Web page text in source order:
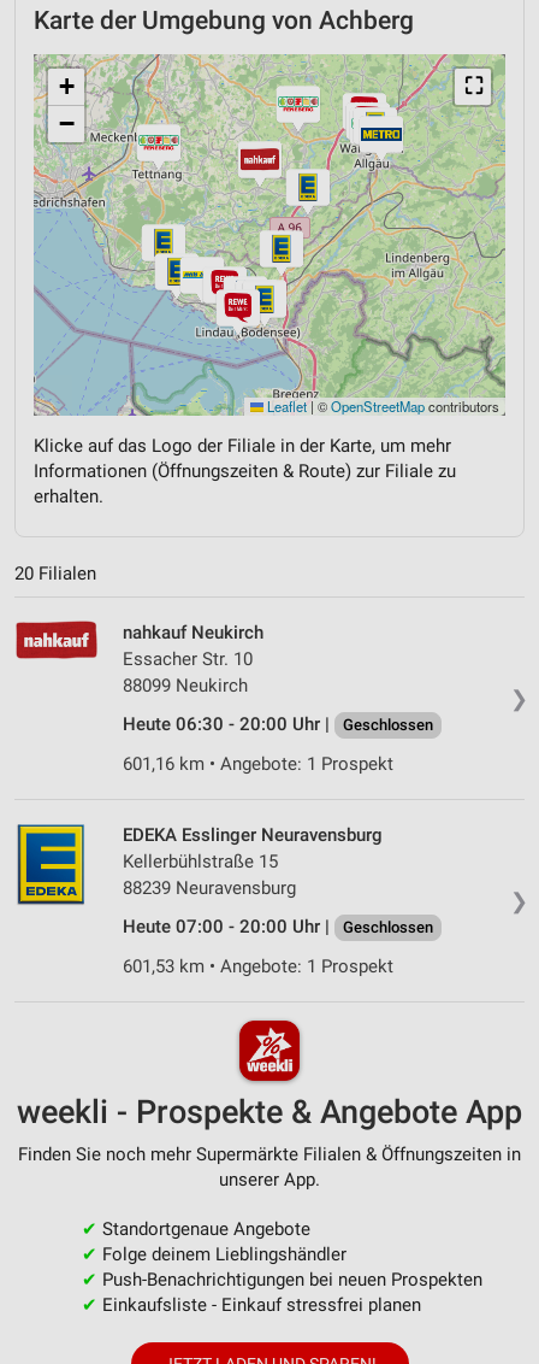
Karte der Umgebung von Achberg
⛶
+
−
Leaflet | ©OpenStreetMapcontributors
Klicke auf das Logo der Filiale in der Karte, um mehr
Informationen (Öffnungszeiten & Route) zur Filiale zu
erhalten.
20 Filialen
❯
nahkauf Neukirch
Essacher Str. 10
88099 Neukirch
Heute 06:30 - 20:00 Uhr |
Geschlossen
601,16 km • Angebote: 1 Prospekt
❯
EDEKA Esslinger Neuravensburg
Kellerbühlstraße 15
88239 Neuravensburg
Heute 07:00 - 20:00 Uhr |
Geschlossen
601,53 km • Angebote: 1 Prospekt
weekli - Prospekte & Angebote App
Finden Sie noch mehr Supermärkte Filialen & Öffnungszeiten in
unserer App.
✔ Standortgenaue Angebote
✔ Folge deinem Lieblingshändler
✔ Push-Benachrichtigungen bei neuen Prospekten
✔ Einkaufsliste - Einkauf stressfrei planen